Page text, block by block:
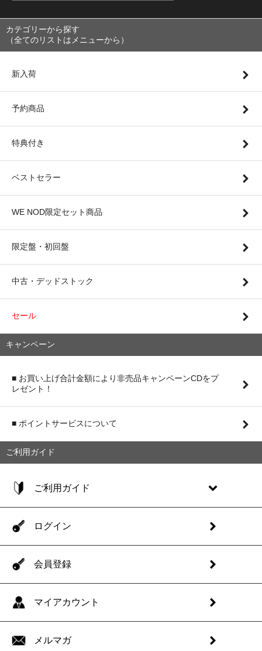
カテゴリーから探す
（全てのリストはメニューから）
新入荷
予約商品
特典付き
ベストセラー
WE NOD限定セット商品
限定盤・初回盤
中古・デッドストック
セール
キャンペーン
■ お買い上げ合計金額により非売品キャンペーンCDをプ
レゼント！
■ ポイントサービスについて
ご利用ガイド
ご利用ガイド
ログイン
会員登録
マイアカウント
メルマガ